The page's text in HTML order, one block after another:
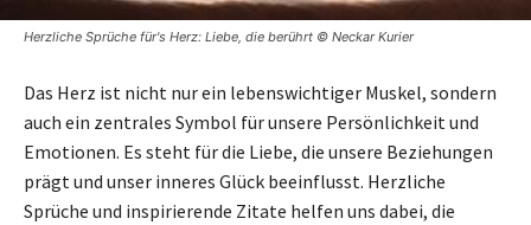
Herzliche Sprüche für's Herz: Liebe, die berührt © Neckar Kurier
Das Herz ist nicht nur ein lebenswichtiger Muskel, sondern
auch ein zentrales Symbol für unsere Persönlichkeit und
Emotionen. Es steht für die Liebe, die unsere Beziehungen
prägt und unser inneres Glück beeinflusst. Herzliche
Sprüche und inspirierende Zitate helfen uns dabei, die